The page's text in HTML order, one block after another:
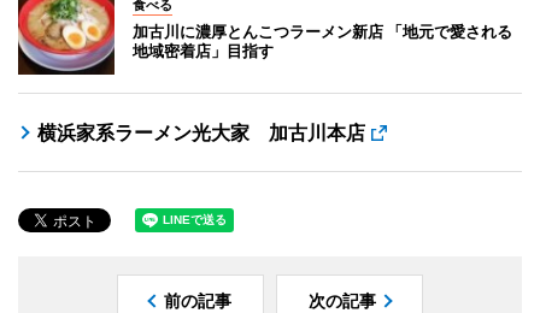
食べる
加古川に濃厚とんこつラーメン新店 「地元で愛される
地域密着店」目指す
横浜家系ラーメン光大家 加古川本店
前の記事 次の記事